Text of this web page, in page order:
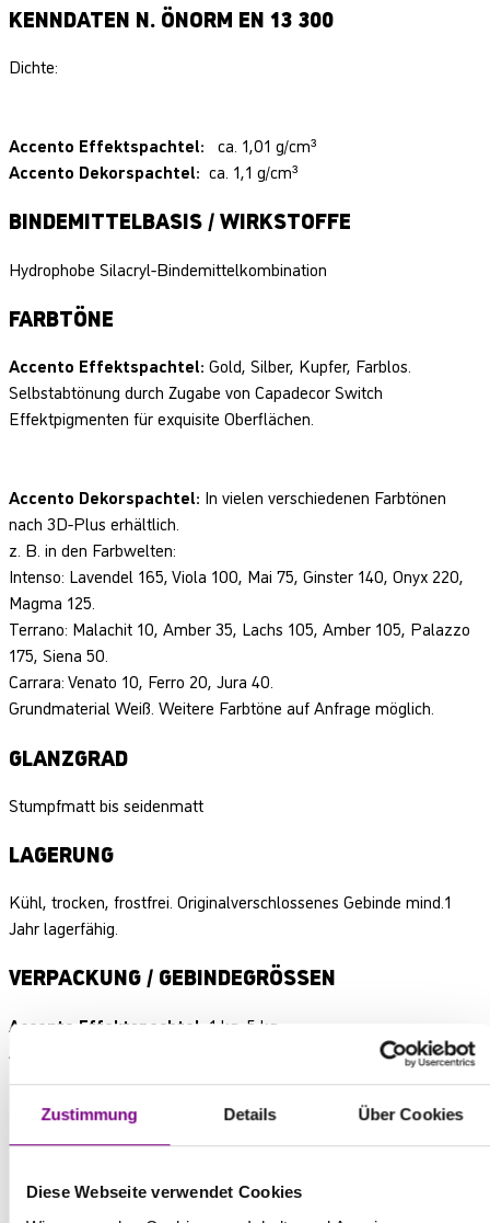
Zustimmung Details Über Cookies
Diese Webseite verwendet Cookies
KENNDATEN N. ÖNORM EN 13 300
Dichte:
Accento Effektspachtel: ca. 1,01 g/cm³
Accento Dekorspachtel: ca. 1,1 g/cm³
BINDEMITTELBASIS / WIRKSTOFFE
Hydrophobe Silacryl-Bindemittelkombination
FARBTÖNE
Accento Effektspachtel: Gold, Silber, Kupfer, Farblos.
Selbstabtönung durch Zugabe von Capadecor Switch
Effektpigmenten für exquisite Oberflächen.
Accento Dekorspachtel: In vielen verschiedenen Farbtönen
nach 3D-Plus erhältlich.
z. B. in den Farbwelten:
Intenso: Lavendel 165, Viola 100, Mai 75, Ginster 140, Onyx 220,
Magma 125.
Terrano: Malachit 10, Amber 35, Lachs 105, Amber 105, Palazzo
175, Siena 50.
Carrara: Venato 10, Ferro 20, Jura 40.
Grundmaterial Weiß. Weitere Farbtöne auf Anfrage möglich.
GLANZGRAD
Stumpfmatt bis seidenmatt
LAGERUNG
Kühl, trocken, frostfrei. Originalverschlossenes Gebinde mind.1
Jahr lagerfähig.
VERPACKUNG / GEBINDEGRÖSSEN
Accento Effektspachtel: 1 kg, 5 kg
Accento Dekorspachtel: